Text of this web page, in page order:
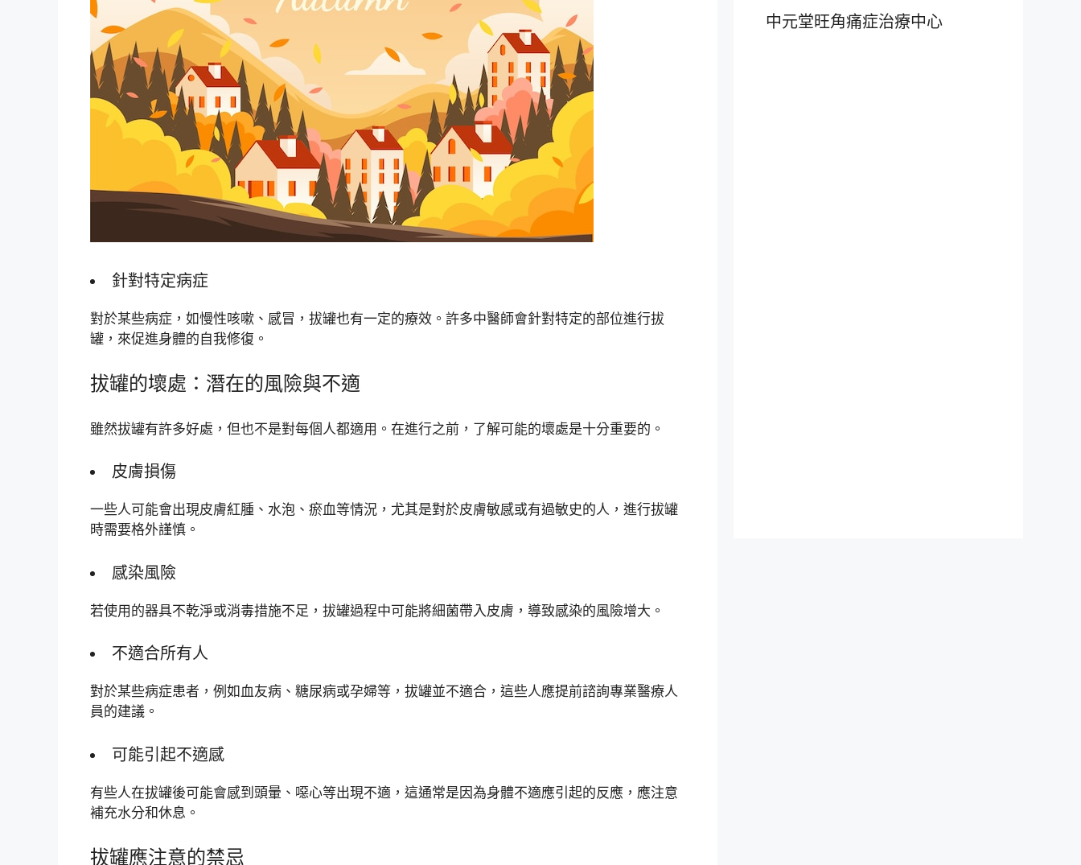
針對特定病症
對於某些病症，如慢性咳嗽、感冒，拔罐也有一定的療效。許多中醫師會針對特定的部位進行拔
罐，來促進身體的自我修復。
拔罐的壞處：潛在的風險與不適
雖然拔罐有許多好處，但也不是對每個人都適用。在進行之前，了解可能的壞處是十分重要的。
皮膚損傷
一些人可能會出現皮膚紅腫、水泡、瘀血等情況，尤其是對於皮膚敏感或有過敏史的人，進行拔罐
時需要格外謹慎。
感染風險
若使用的器具不乾淨或消毒措施不足，拔罐過程中可能將細菌帶入皮膚，導致感染的風險增大。
不適合所有人
對於某些病症患者，例如血友病、糖尿病或孕婦等，拔罐並不適合，這些人應提前諮詢專業醫療人
員的建議。
可能引起不適感
有些人在拔罐後可能會感到頭暈、噁心等出現不適，這通常是因為身體不適應引起的反應，應注意
補充水分和休息。
拔罐應注意的禁忌
中元堂旺角痛症治療中心